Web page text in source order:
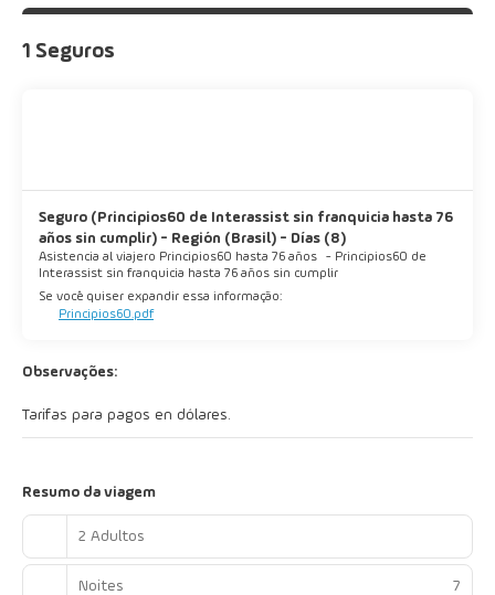
1 Seguros
Seguro (Principios60 de Interassist sin franquicia hasta 76
años sin cumplir) - Región (Brasil) - Días (8)
Asistencia al viajero Principios60 hasta 76 años - Principios60 de
Interassist sin franquicia hasta 76 años sin cumplir
Se você quiser expandir essa informação:
Principios60.pdf
Observações:
Tarifas para pagos en dólares.
Resumo da viagem
2 Adultos
Noites 7